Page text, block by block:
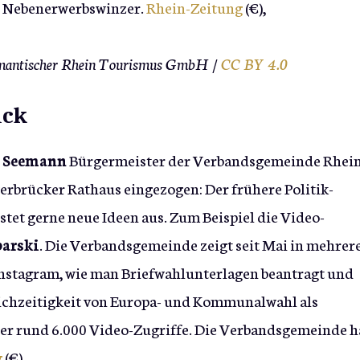
Rhein-Zeitung(€),
Rhein Tourismus GmbH /CC BY 4.0
Bürgermeister der Verbandsgemeinde
Rathaus eingezogen: Der frühere Politik-
gerne neue Ideen aus. Zum Beispiel die Video-
. Die Verbandsgemeinde zeigt seit Mai in
wie man Briefwahlunterlagen beantragt und
von Europa- und Kommunalwahl als
rund 6.000 Video-Zugriffe. Die Verbandsgemeinde